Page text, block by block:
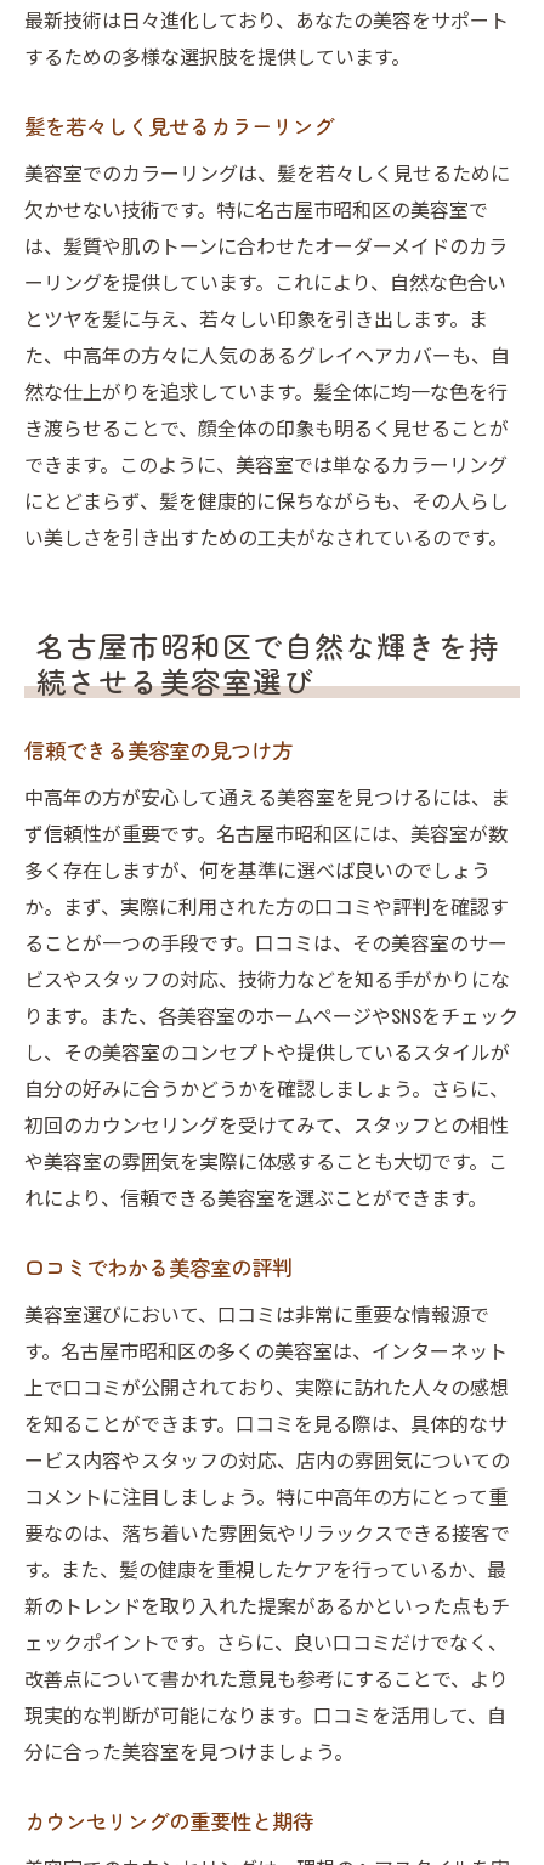
最新技術は日々進化しており、あなたの美容をサポート
するための多様な選択肢を提供しています。
髪を若々しく見せるカラーリング
美容室でのカラーリングは、髪を若々しく見せるために
欠かせない技術です。特に名古屋市昭和区の美容室で
は、髪質や肌のトーンに合わせたオーダーメイドのカラ
ーリングを提供しています。これにより、自然な色合い
とツヤを髪に与え、若々しい印象を引き出します。ま
た、中高年の方々に人気のあるグレイヘアカバーも、自
然な仕上がりを追求しています。髪全体に均一な色を行
き渡らせることで、顔全体の印象も明るく見せることが
できます。このように、美容室では単なるカラーリング
にとどまらず、髪を健康的に保ちながらも、その人らし
い美しさを引き出すための工夫がなされているのです。
名古屋市昭和区で自然な輝きを持
続させる美容室選び
信頼できる美容室の見つけ方
中高年の方が安心して通える美容室を見つけるには、ま
ず信頼性が重要です。名古屋市昭和区には、美容室が数
多く存在しますが、何を基準に選べば良いのでしょう
か。まず、実際に利用された方の口コミや評判を確認す
ることが一つの手段です。口コミは、その美容室のサー
ビスやスタッフの対応、技術力などを知る手がかりにな
ります。また、各美容室のホームページやSNSをチェック
し、その美容室のコンセプトや提供しているスタイルが
自分の好みに合うかどうかを確認しましょう。さらに、
初回のカウンセリングを受けてみて、スタッフとの相性
や美容室の雰囲気を実際に体感することも大切です。こ
れにより、信頼できる美容室を選ぶことができます。
口コミでわかる美容室の評判
美容室選びにおいて、口コミは非常に重要な情報源で
す。名古屋市昭和区の多くの美容室は、インターネット
上で口コミが公開されており、実際に訪れた人々の感想
を知ることができます。口コミを見る際は、具体的なサ
ービス内容やスタッフの対応、店内の雰囲気についての
コメントに注目しましょう。特に中高年の方にとって重
要なのは、落ち着いた雰囲気やリラックスできる接客で
す。また、髪の健康を重視したケアを行っているか、最
新のトレンドを取り入れた提案があるかといった点もチ
ェックポイントです。さらに、良い口コミだけでなく、
改善点について書かれた意見も参考にすることで、より
現実的な判断が可能になります。口コミを活用して、自
分に合った美容室を見つけましょう。
カウンセリングの重要性と期待